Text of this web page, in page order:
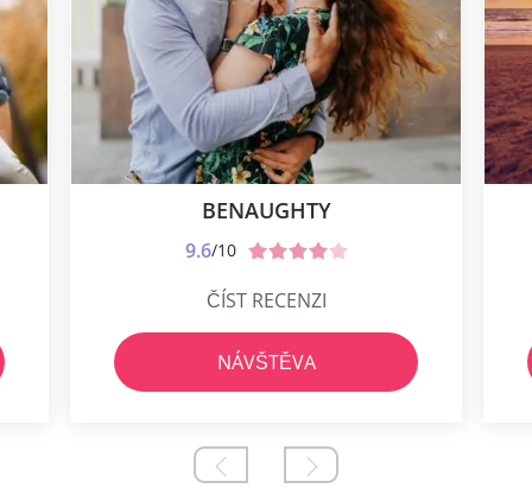
BENAUGHTY
9.6/10
ČÍST RECENZI
NÁVŠTĚVA